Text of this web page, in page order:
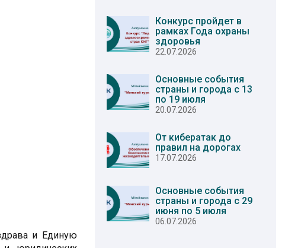
и Единую
Конкурс пройдет в
рамках Года охраны
здоровья
22.07.2026
Основные события
страны и города с 13
по 19 июля
20.07.2026
От кибератак до
правил на дорогах
17.07.2026
Основные события
страны и города с 29
июня по 5 июля
06.07.2026